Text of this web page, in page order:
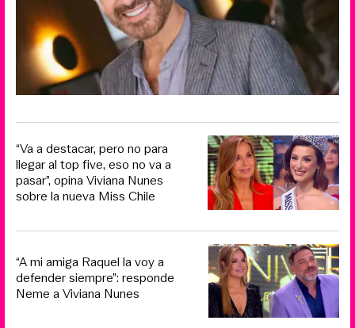
“Va a destacar, pero no para
llegar al top five, eso no va a
pasar”, opina Viviana Nunes
sobre la nueva Miss Chile
“A mi amiga Raquel la voy a
defender siempre”: responde
Neme a Viviana Nunes